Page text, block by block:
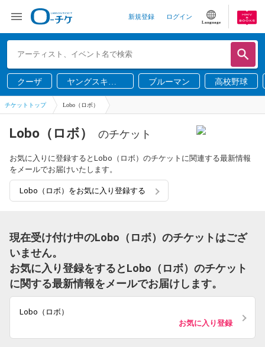
新規登録 ログイン
Language
クーザ
ヤングスキニ
ー
ブルーマン 高校野球
チケットトップ Lobo（ロボ）
Lobo（ロボ） のチケット
お気に入りに登録するとLobo（ロボ）のチケットに関連する最新情報
をメールでお届けいたします。
Lobo（ロボ）をお気に入り登録する
現在受け付け中のLobo（ロボ）のチケットはござ
いません。
お気に入り登録をするとLobo（ロボ）のチケット
に関する最新情報をメールでお届けします。
Lobo（ロボ）
お気に入り登録